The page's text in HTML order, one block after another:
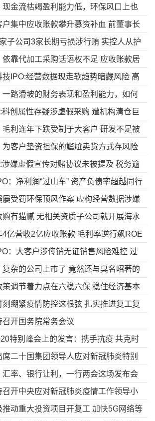
工
现金流枯竭盈利能力低，环保风口上也
户集中应收账款攀升募资补血 前董事长
有关
子公司3家长期亏损涉行贿 实控人从护
研发逐年下降
依靠代加工采购话语权不足 应收账款居
传销
技IPO:经营数据现走软趋势暗藏风险 高
多远？
一路滑坡的财务表现和盈利能力，如何
？创属性存疑涉虚假采购 遭机构清仓巨
户收入下滑
毛利连年下跌受制于大客户 研发不足被
堪忧
为客户垫资担保的尴尬卖货方式存风险
抵债
涉嫌虚假宣传对赌协议未被提及 税务逾
执行人
：净利润“过山车” 资产负债率超越同行
屡受罚环保顶风作案 虚构经营数据涉嫌
购有猫腻 无相关资质子公司就开展海水
4亿营收2亿应收账款 毛利率逆行飙ROE
：大客户涉传销无证销售风险难控 过
口存隐患
复杂的公司上市了 竟然还与臭名昭著的
联
策调节着力点在六稳六保 稳住经济基本
刻绷紧疫情防控这根弦 扎实推进复工复
召开国务院常务会议
特别峰会上的发言：携手抗疫 共克时
席二十国集团领导人应对新冠肺炎特别
汇率、银行让利，一行两会这场发布会
召开中央应对新冠肺炎疫情工作领导小
优化防控措施 进一步精准防范疫情跨境
推动重大投资项目开复工 加快5G网络等